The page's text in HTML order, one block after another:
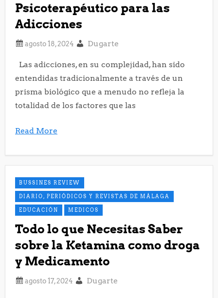
Psicoterapéutico para las
Adicciones
Dugarte
Las adicciones, en su complejidad, han sido
entendidas tradicionalmente a través de un
prisma biológico que a menudo no refleja la
totalidad de los factores que las
Read More
BUSSINES REVIEW
DIARIO, PERIÓDICOS Y REVISTAS DE MÁLAGA
EDUCACIÓN MEDICOS
Todo lo que Necesitas Saber
sobre la Ketamina como droga
y Medicamento
Dugarte